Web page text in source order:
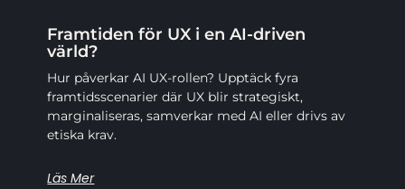
Framtiden för UX i en AI-driven
värld?
Hur påverkar AI UX-rollen? Upptäck fyra
framtidsscenarier där UX blir strategiskt,
marginaliseras, samverkar med AI eller drivs av
etiska krav.
Läs Mer